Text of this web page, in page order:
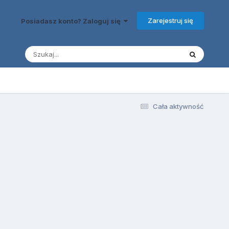
Posiadasz konto? Zaloguj się Zarejestruj się
Cała aktywność